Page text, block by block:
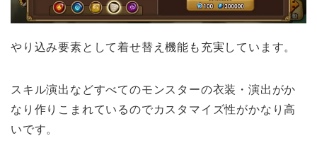
やり込み要素として着せ替え機能も充実しています。
スキル演出などすべてのモンスターの衣装・演出がか
なり作りこまれているのでカスタマイズ性がかなり高
いです。